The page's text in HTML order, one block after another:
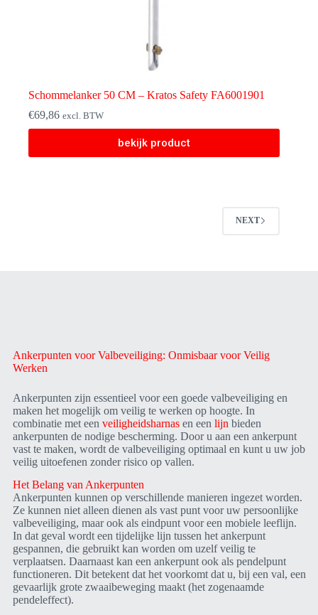
Schommelanker 50 CM – Kratos Safety FA6001901
€69,86 excl. BTW
bekijk product
NEXT
Ankerpunten voor Valbeveiliging: Onmisbaar voor Veilig
Werken
Ankerpunten zijn essentieel voor een goede valbeveiliging en
maken het mogelijk om veilig te werken op hoogte. In
combinatie met een veiligheidsharnasen een lijn bieden
ankerpunten de nodige bescherming. Door u aan een ankerpunt
vast te maken, wordt de valbeveiliging optimaal en kunt u uw job
veilig uitoefenen zonder risico op vallen.
Het Belang van Ankerpunten
Ankerpunten kunnen op verschillende manieren ingezet worden.
Ze kunnen niet alleen dienen als vast punt voor uw persoonlijke
valbeveiliging, maar ook als eindpunt voor een mobiele leeflijn.
In dat geval wordt een tijdelijke lijn tussen het ankerpunt
gespannen, die gebruikt kan worden om uzelf veilig te
verplaatsen. Daarnaast kan een ankerpunt ook als pendelpunt
functioneren. Dit betekent dat het voorkomt dat u, bij een val, een
gevaarlijk grote zwaaibeweging maakt (het zogenaamde
pendeleffect).